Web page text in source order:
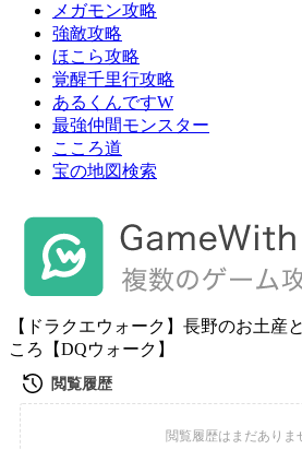
メガモン攻略
強敵攻略
ほこら攻略
覚醒千里行攻略
あるくんですW
最強仲間モンスター
こころ道
宝の地図検索
【ドラクエウォーク】長野のお土産
ころ【DQウォーク】